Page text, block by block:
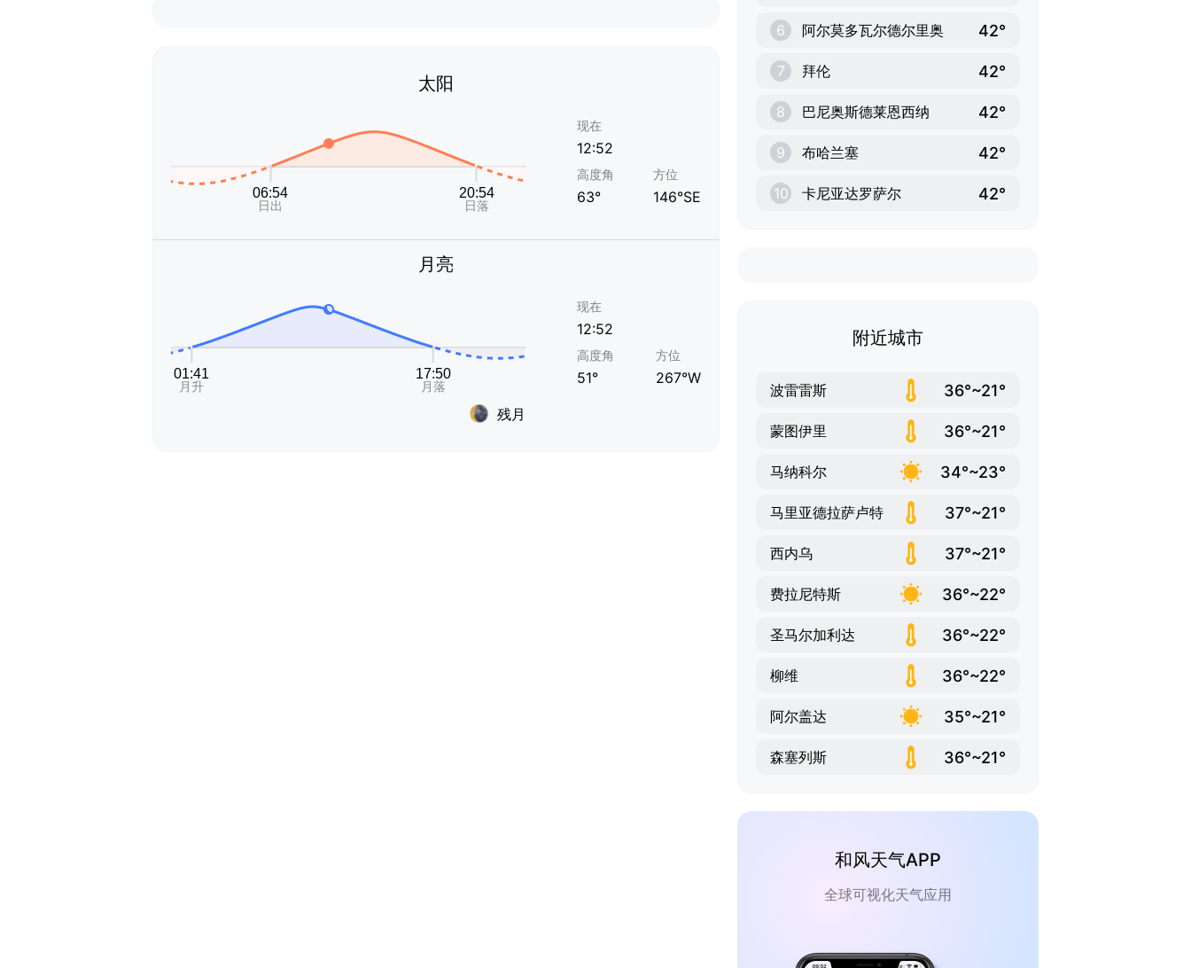
太阳
现在
12:52
高度角
63°
方位
146°SE
月亮
残月
现在
12:52
高度角
51°
方位
267°W
6 阿尔莫多瓦尔德尔里奥 42°
7 拜伦 42°
8 巴尼奥斯德莱恩西纳 42°
9 布哈兰塞 42°
10 卡尼亚达罗萨尔 42°
附近城市
波雷雷斯 36°~21°
蒙图伊里 36°~21°
马纳科尔 34°~23°
马里亚德拉萨卢特 37°~21°
西内乌 37°~21°
费拉尼特斯 36°~22°
圣马尔加利达 36°~22°
柳维 36°~22°
阿尔盖达 35°~21°
森塞列斯 36°~21°
和风天气APP
全球可视化天气应用